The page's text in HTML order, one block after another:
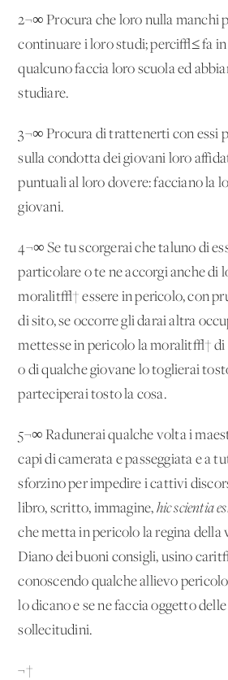
2¬∞ Procura che loro nulla manchi
continuare i loro studi; perci√≤ fa
qualcuno faccia loro scuola ed
studiare.
3¬∞ Procura di trattenerti con essi
sulla condotta dei giovani loro
puntuali al loro dovere: facciano la
giovani.
4¬∞ Se tu scorgerai che taluno di
particolare o te ne accorgi anche di
moralit√† essere in pericolo, con
di sito, se occorre gli darai altra
mettesse in pericolo la moralit√† di
o di qualche giovane lo toglierai
parteciperai tosto la cosa.
5¬∞ Radunerai qualche volta i
capi di camerata e passeggiata e a
sforzino per impedire i cattivi
libro, scritto, immagine, hicscientia
che metta in pericolo la regina
Diano dei buoni consigli, usino
conoscendo qualche allievo
lo dicano e se ne faccia oggetto
sollecitudini.
¬†